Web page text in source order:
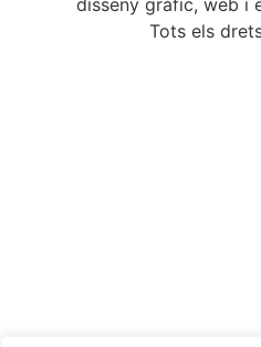
disseny gràfic, web i
Tots els